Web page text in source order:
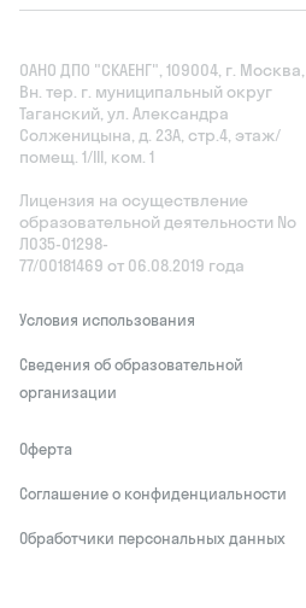
ОАНО ДПО "СКАЕНГ", 109004, г. Москва,
Вн. тер. г. муниципальный округ
Таганский, ул. Александра
Солженицына, д. 23А, стр.4, этаж/
помещ. 1/III, ком. 1
Лицензия на осуществление
образовательной деятельности No
Л035‑01298-
77/00181469 от 06.08.2019 года
Условия использования
Сведения об образовательной
организации
Оферта
Соглашение о конфиденциальности
Обработчики персональных данных